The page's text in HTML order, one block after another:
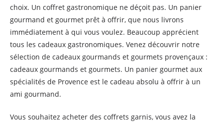
choix. Un coffret gastronomique ne déçoit pas. Un panier
gourmand et gourmet prêt à offrir, que nous livrons
immédiatement à qui vous voulez. Beaucoup apprécient
tous les cadeaux gastronomiques. Venez découvrir notre
sélection de cadeaux gourmands et gourmets provençaux :
cadeaux gourmands et gourmets. Un panier gourmet aux
spécialités de Provence est le cadeau absolu à offrir à un
ami gourmand.
Vous souhaitez acheter des coffrets garnis, vous avez la